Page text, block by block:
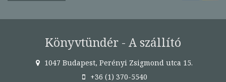
Könyvtündér - A szállító
1047 Budapest, Perényi Zsigmond utca 15.
+36 (1) 370-5540